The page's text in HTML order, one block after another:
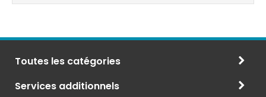
Toutes les catégories
Services additionnels